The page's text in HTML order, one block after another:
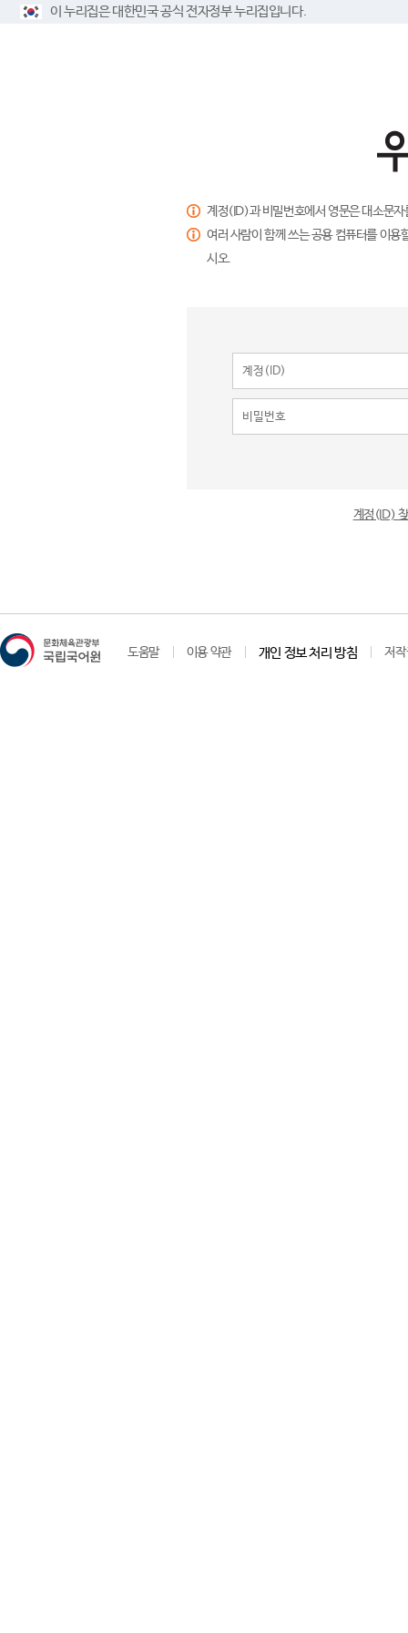
이 누리집은 대한민국 공식 전자정부 누리집입니다.
계정(ID)과 비밀번호에서 영문은 대소문
여러 사람이 함께 쓰는 공용 컴퓨터를 이
시오.
계정(ID)
도움말 이용 약관 개인 정보 처리 방침 저